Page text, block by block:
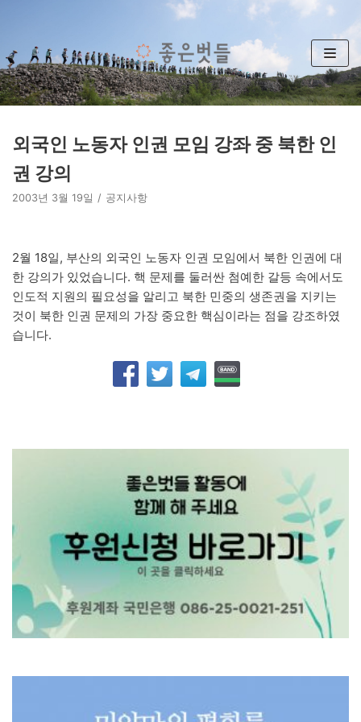
츠
로
건
뛰
기
외국인 노동자 인권 모임 강좌 중 북한 인
권 강의
2003년 3월 19일 공지사항
2월 18일, 부산의 외국인 노동자 인권 모임에서 북한 인권에 대
한 강의가 있었습니다. 핵 문제를 둘러싼 첨예한 갈등 속에서도
인도적 지원의 필요성을 알리고 북한 민중의 생존권을 지키는
것이 북한 인권 문제의 가장 중요한 핵심이라는 점을 강조하였
습니다.